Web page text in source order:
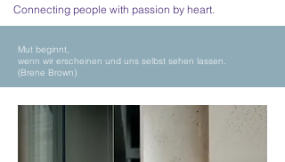
Connecting people with passion by heart.
Mut beginnt,
wenn wir erscheinen und uns selbst sehen lassen.
(Brene Brown)